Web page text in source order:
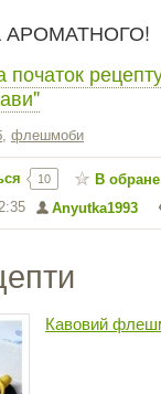
АРОМАТНОГО!
початок
, флешмоби
Anyutka1993
10 В обране
Кавовий